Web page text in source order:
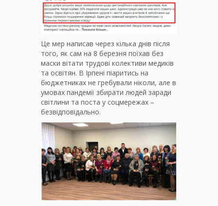
Це мер написав через кілька днів після
того, як сам на 8 березня поїхав без
маски вітати трудові колективи медиків
та освітян. В Ірпені піаритись на
бюджетниках не гребували ніколи, але в
умовах пандемії збирати людей заради
світлини та поста у соцмережах –
безвідповідально.